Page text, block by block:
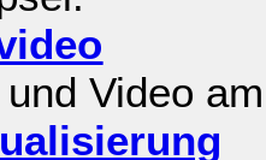
Video